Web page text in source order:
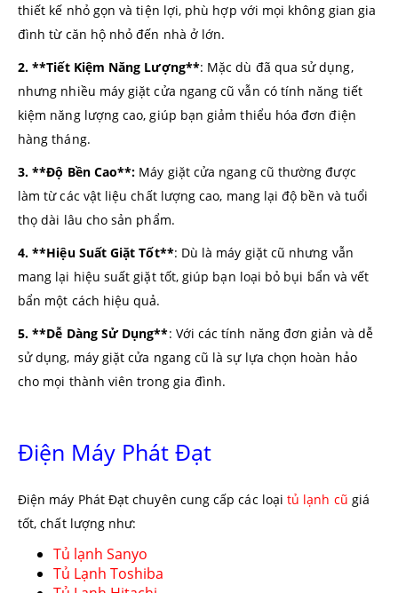
thiết kế nhỏ gọn và tiện lợi, phù hợp với mọi không gian gia
đình từ căn hộ nhỏ đến nhà ở lớn.
2. **Tiết Kiệm Năng Lượng**: Mặc dù đã qua sử dụng,
nhưng nhiều máy giặt cửa ngang cũ vẫn có tính năng tiết
kiệm năng lượng cao, giúp bạn giảm thiểu hóa đơn điện
hàng tháng.
3. **Độ Bền Cao**: Máy giặt cửa ngang cũ thường được
làm từ các vật liệu chất lượng cao, mang lại độ bền và tuổi
thọ dài lâu cho sản phẩm.
4. **Hiệu Suất Giặt Tốt**: Dù là máy giặt cũ nhưng vẫn
mang lại hiệu suất giặt tốt, giúp bạn loại bỏ bụi bẩn và vết
bẩn một cách hiệu quả.
5. **Dễ Dàng Sử Dụng**: Với các tính năng đơn giản và dễ
sử dụng, máy giặt cửa ngang cũ là sự lựa chọn hoàn hảo
cho mọi thành viên trong gia đình.
Điện Máy Phát Đạt
Điện máy Phát Đạt chuyên cung cấp các loạitủ lạnh cũ giá
tốt, chất lượng như:
Tủ lạnh Sanyo
Tủ Lạnh Toshiba